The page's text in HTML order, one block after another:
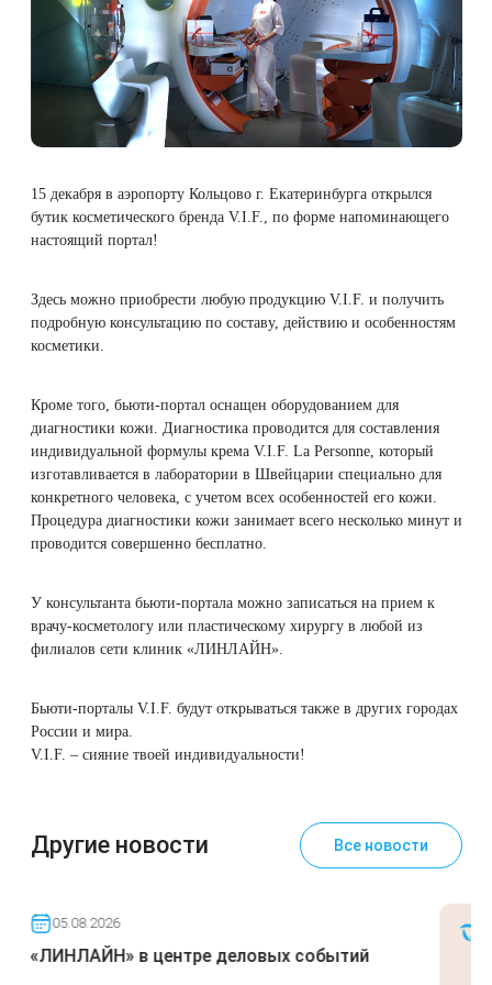
15 декабря в аэропорту Кольцово г. Екатеринбурга открылся
бутик косметического бренда V.I.F., по форме напоминающего
настоящий портал!
Здесь можно приобрести любую продукцию V.I.F. и получить
подробную консультацию по составу, действию и особенностям
косметики.
Кроме того, бьюти-портал оснащен оборудованием для
диагностики кожи. Диагностика проводится для составления
индивидуальной формулы крема V.I.F. La Personne, который
изготавливается в лаборатории в Швейцарии специально для
конкретного человека, с учетом всех особенностей его кожи.
Процедура диагностики кожи занимает всего несколько минут и
проводится совершенно бесплатно.
У консультанта бьюти-портала можно записаться на прием к
врачу-косметологу или пластическому хирургу в любой из
филиалов сети клиник «ЛИНЛАЙН».
Бьюти-порталы V.I.F. будут открываться также в других городах
России и мира.
V.I.F. – сияние твоей индивидуальности!
Другие новости Все новости
05.08.2026
«ЛИНЛАЙН» в центре деловых событий
Удаление растяжек
Лазерная наноперфорация
Лазерная эпиляция
Лазерная QOOL-эпиляция
Лазерное омоложение рук
Удаление татуажа (перманентного макияжа)
Лазерное удаление невуса
Лечение прыщей (угревой сыпи)
Лечение гиперпигментации
Удаление веснушек
Удаление сосудистых звездочек
Удаление винного пятна
Лазерное удаление рубцов
Плазмотерапия
Нитевой лифтинг
Озонотерапия
Контурная пластика лица
Дермотония на аппарате SKINTONIC
(Скинтоник)
Микротоки и миостимуляция
УВТ терапия на аппарате EWATage
Ультразвуковая чистка лица
RSL-скульптурирование
Вакуумно-роликовый массаж на аппарате
Beautyliner (Бьютилайнер)
Вакуумно-роликовый массаж на аппарате
Therapy Pulse
ДНК-тестирование
Интегративная косметология
Процедуры для детей
Маникюр и педикюр
Косметология для мужчин
Избавиться от растяжек на животе
Освежить кожу
Омолодить кожу рук
Изменить овал лица
Избавиться от морщин
Увеличить губы
Удалить морщины вокруг глаз
Удалить носогубные складки
Удалить перманентный макияж
Удалить рубцы
Поднять брови
Молодую и увлажнённую кожу вокруг глаз
Избавиться от пигментных пятен на лице
Конгресс ECALM